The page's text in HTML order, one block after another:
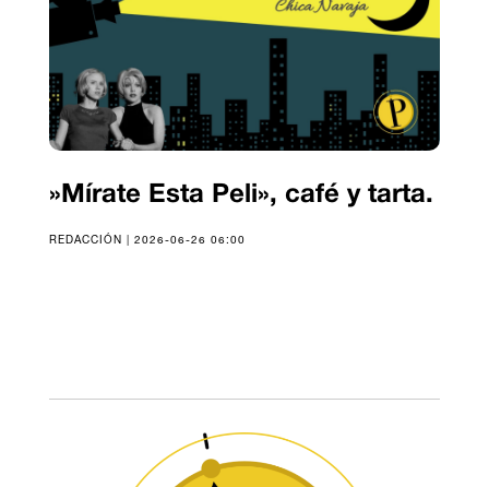
»Mírate Esta Peli», café y tarta.
REDACCIÓN | 2026-06-26 06:00